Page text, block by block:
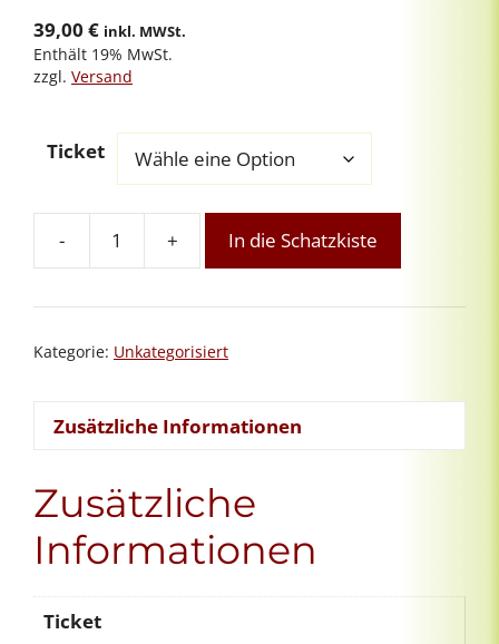
39,00 € inkl. MWSt.
Enthält 19% MwSt.
zzgl. Versand
Ticket
-
Übungsgruppe
2.
ReikianerInnen
+ In die Schatzkiste
Kategorie: Unkategorisiert
Zusätzliche Informationen
Zusätzliche
Informationen
Ticket